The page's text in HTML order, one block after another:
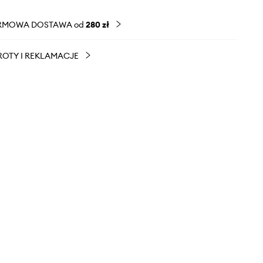
DOSTAWA od 280 zł
I REKLAMACJE